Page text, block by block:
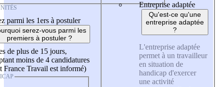
parmi les 1ers à postuler
serez-vous parmi les
premiers à postuler ?
de plus de 15 jours,
moins de 4 candidatures
France Travail est informé)
Entreprise adaptée
Qu'est-ce qu'une
entreprise adaptée
?
L'entreprise adaptée
permet à un travailleur
en situation de
handicap d'exercer
une activité